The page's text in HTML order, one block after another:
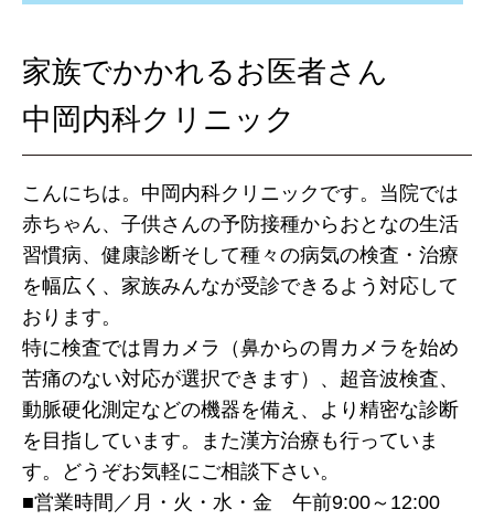
家族でかかれるお医者さん
中岡内科クリニック
こんにちは。中岡内科クリニックです。当院では
赤ちゃん、子供さんの予防接種からおとなの生活
習慣病、健康診断そして種々の病気の検査・治療
を幅広く、家族みんなが受診できるよう対応して
おります。
特に検査では胃カメラ（鼻からの胃カメラを始め
苦痛のない対応が選択できます）、超音波検査、
動脈硬化測定などの機器を備え、より精密な診断
を目指しています。また漢方治療も行っていま
す。どうぞお気軽にご相談下さい。
■営業時間／月・火・水・金 午前9:00～12:00